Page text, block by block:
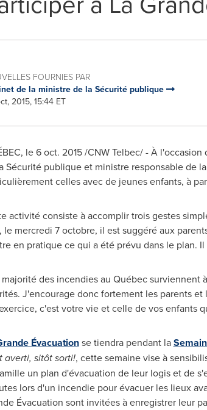
FOURNIES PAR
de la ministre de la Sécurité publique
2015, 15:44 ET
le6 oct. 2015/CNW Telbec/ - À l'occasion
Sécurité publique et ministre responsable de
celles avec de jeunes enfants, à
activité consiste à accomplir trois gestes
le mercredi 7 octobre, il est suggéré aux
en pratique ce qui a été prévu dans le plan.
majorité des incendies au Québec
J'encourage donc fortement les parents
c'est votre vie et celle de vos enfants
Évacuationse tiendra pendant la
averti, sitôt sorti!, cette semaine vise à
un plan d'évacuation de leur logis et de
lors d'un incendie pour évacuer les lieux
Évacuation sont invitées à enregistrer leur